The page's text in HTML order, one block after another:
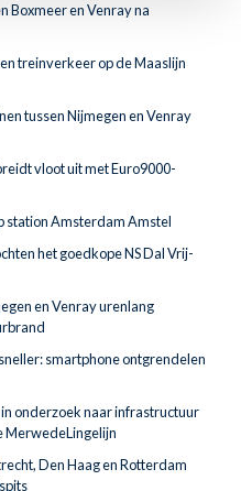
Boxmeer en Venray na
treinverkeer op de Maaslijn
tussen Nijmegen en Venray
vloot uit met Euro9000-
station Amsterdam Amstel
het goedkope NS Dal Vrij-
en Venray urenlang
smartphone ontgrendelen
onderzoek naar infrastructuur
MerwedeLingelijn
Den Haag en Rotterdam